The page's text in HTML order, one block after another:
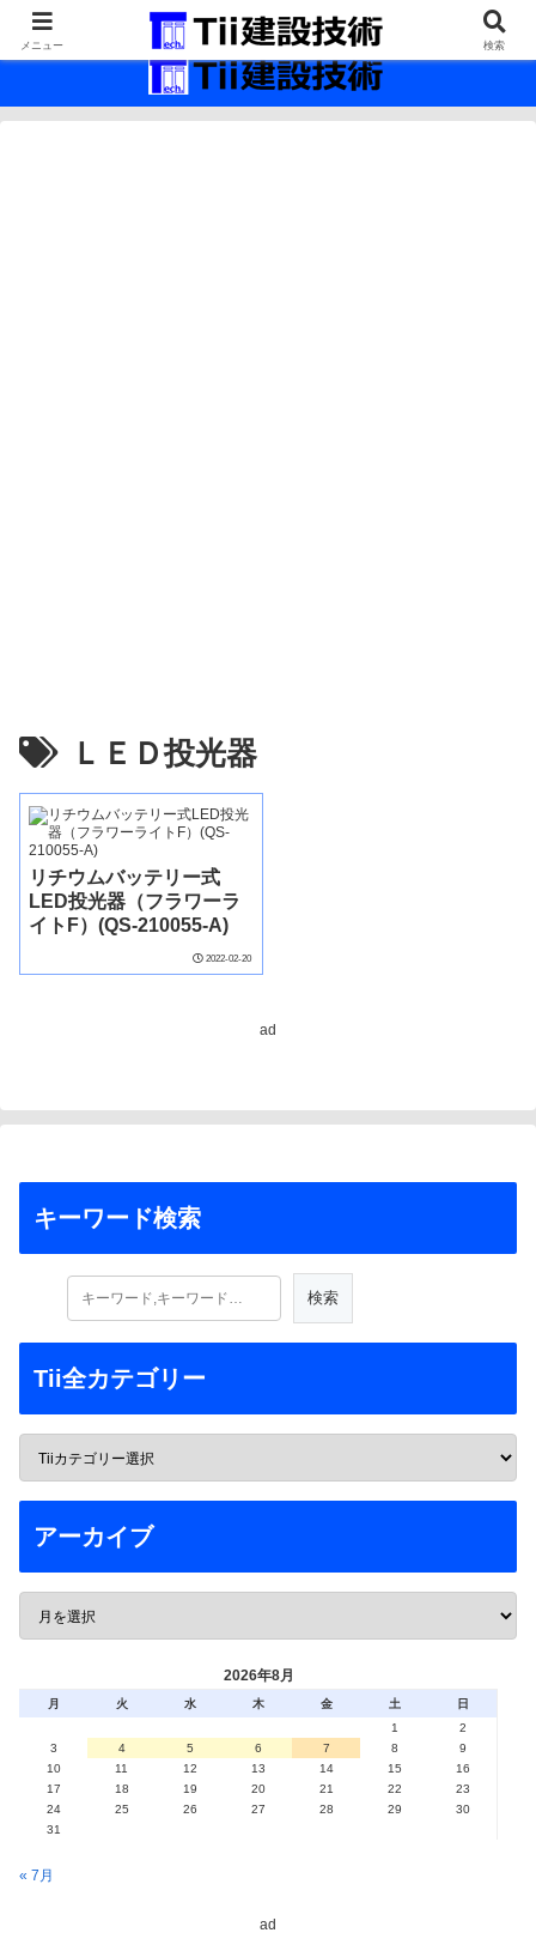
最新の建設技術の情報インフラ。
ＬＥＤ投光器
リチウムバッテリー式
LED投光器（フラワーラ
イトF）(QS-210055-A)
2022-02-20
ad
キーワード検索
Tii全カテゴリー
アーカイブ
2026年8月
月 火 水 木 金 土
日
1
2
3
4 5 6 7 8
9
10
11 12 13 14 15
16
17
18 19 20 21 22
23
24
25 26 27 28 29
30
31
« 7月
ad
メニュー 検索